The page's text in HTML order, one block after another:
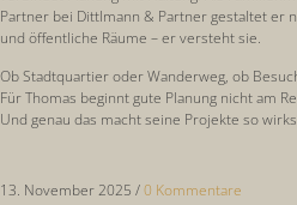
Partner bei Dittlmann & Partner gestaltet er
und öffentliche Räume – er versteht sie.
Ob Stadtquartier oder Wanderweg, ob
Für Thomas beginnt gute Planung nicht am
Und genau das macht seine Projekte so
13. November 2025 /0 Kommentare